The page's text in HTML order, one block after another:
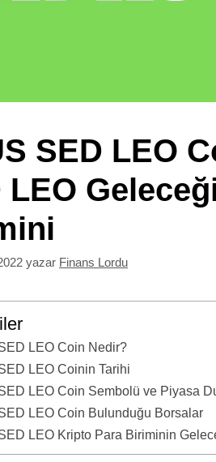
SED LEO
LEO
yazar Finans Lordu
LEO Coin Nedir?
LEO Coinin Tarihi
LEO Coin Sembolü ve Piyasa
LEO Coin Bulunduğu Borsalar
LEO Kripto Para Biriminin